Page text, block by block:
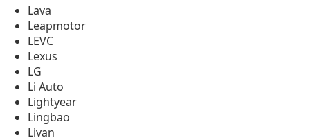
Lava
Leapmotor
LEVC
Lexus
LG
Li Auto
Lightyear
Lingbao
Livan